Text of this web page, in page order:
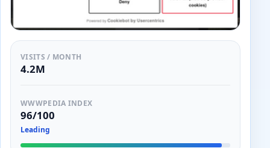
VISITS / MONTH
4.2M
WWWPEDIA INDEX
96/100
Leading